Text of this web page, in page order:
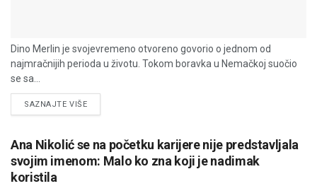
Dino Merlin je svojevremeno otvoreno govorio o jednom od
najmračnijih perioda u životu. Tokom boravka u Nemačkoj suočio
se sa...
SAZNAJTE VIŠEDETAILS
Ana Nikolić se na početku karijere nije predstavljala
svojim imenom: Malo ko zna koji je nadimak
koristila